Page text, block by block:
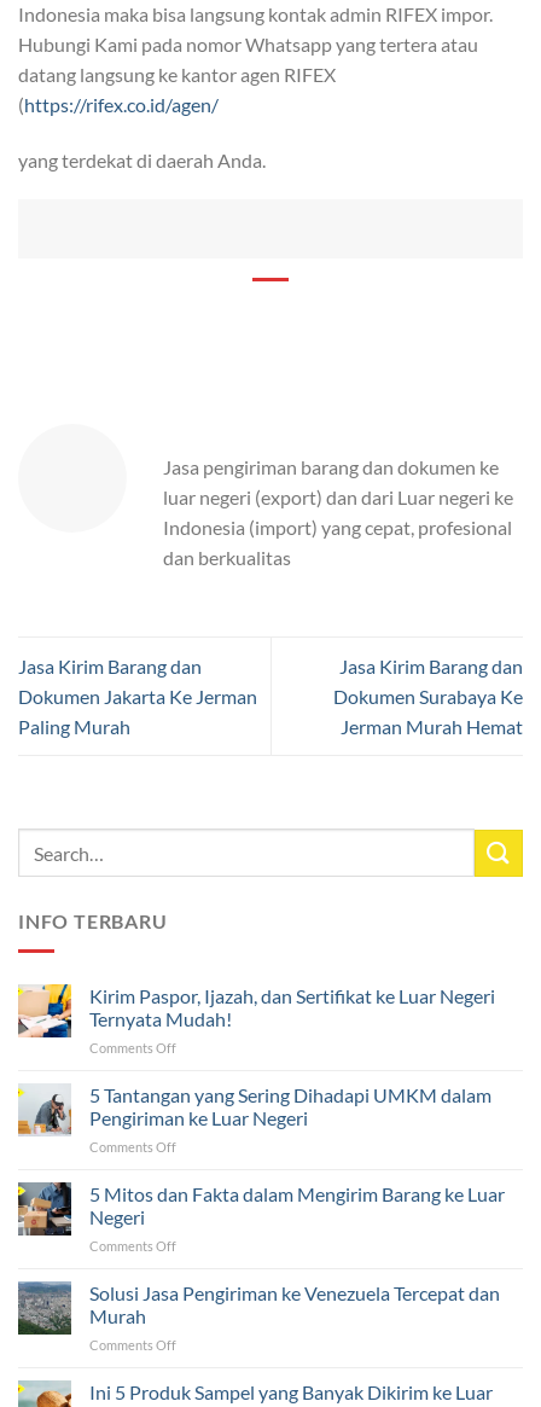
Indonesia maka bisa langsung kontak admin RIFEX impor.
Hubungi Kami pada nomor Whatsapp yang tertera atau
datang langsung ke kantor agen RIFEX
(https://rifex.co.id/agen/
yang terdekat di daerah Anda.
Jasa pengiriman barang dan dokumen ke
luar negeri (export) dan dari Luar negeri ke
Indonesia (import) yang cepat, profesional
dan berkualitas
Jasa Kirim Barang dan
Dokumen Jakarta Ke Jerman
Paling Murah
Jasa Kirim Barang dan
Dokumen Surabaya Ke
Jerman Murah Hemat
INFO TERBARU
Kirim Paspor, Ijazah, dan Sertifikat ke Luar Negeri
Ternyata Mudah!
Comments Offon
Ijazah,
dan
Sertifikat
Luar
5 Tantangan yang Sering Dihadapi UMKM dalam
Pengiriman ke Luar Negeri
Comments Offon
Tantangan
yang
Dihadapi
dalam
Pengiriman
5 Mitos dan Fakta dalam Mengirim Barang ke Luar
Negeri
Comments Offon
Mitos
dan
dalam
Barang
Solusi Jasa Pengiriman ke Venezuela Tercepat dan
Murah
Comments Offon
Jasa
Ini 5 Produk Sampel yang Banyak Dikirim ke Luar